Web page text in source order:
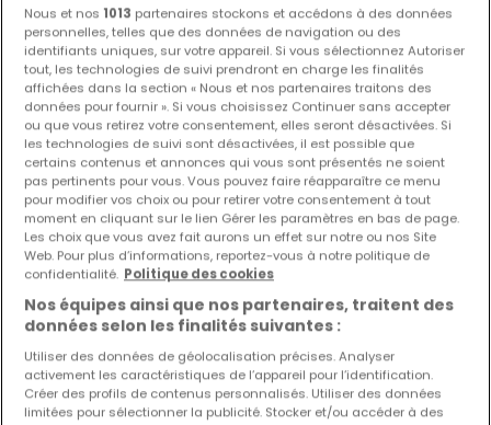
Duplex 4 chambres à vendre àHellange
1 230 000 €
190 m² 4 3 4
Nous et nos 1013 partenaires stockons et accédons à des données
personnelles, telles que des données de navigation ou des
identifiants uniques, sur votre appareil. Si vous sélectionnez Autoriser
tout, les technologies de suivi prendront en charge les finalités
affichées dans la section « Nous et nos partenaires traitons des
données pour fournir ». Si vous choisissez Continuer sans accepter
ou que vous retirez votre consentement, elles seront désactivées. Si
les technologies de suivi sont désactivées, il est possible que
certains contenus et annonces qui vous sont présentés ne soient
pas pertinents pour vous. Vous pouvez faire réapparaître ce menu
pour modifier vos choix ou pour retirer votre consentement à tout
moment en cliquant sur le lien Gérer les paramètres en bas de page.
Les choix que vous avez fait aurons un effet sur notre ou nos Site
Web. Pour plus d’informations, reportez-vous à notre politique de
confidentialité. Politique des cookies
Nos équipes ainsi que nos partenaires, traitent des
données selon les finalités suivantes :
Utiliser des données de géolocalisation précises. Analyser
activement les caractéristiques de l’appareil pour l’identification.
Créer des profils de contenus personnalisés. Utiliser des données
limitées pour sélectionner la publicité. Stocker et/ou accéder à des